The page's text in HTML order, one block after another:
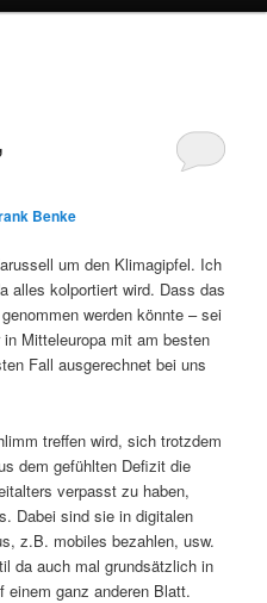
Benke
um den Klimagipfel. Ich
alles kolportiert wird. Dass das
werden könnte – sei
Mitteleuropa mit am besten
Fall ausgerechnet bei uns
treffen wird, sich trotzdem
dem gefühlten Defizit die
verpasst zu haben,
Dabei sind sie in digitalen
z.B. mobiles bezahlen, usw.
da auch mal grundsätzlich in
einem ganz anderen Blatt.